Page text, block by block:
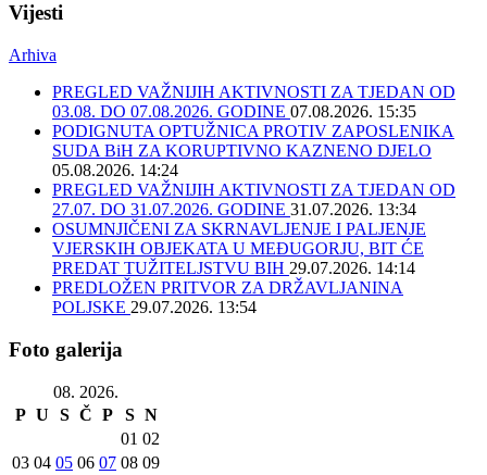
Vijesti
Arhiva
PREGLED VAŽNIJIH AKTIVNOSTI ZA TJEDAN OD
03.08. DO 07.08.2026. GODINE 07.08.2026. 15:35
PODIGNUTA OPTUŽNICA PROTIV ZAPOSLENIKA
SUDA BiH ZA KORUPTIVNO KAZNENO DJELO
05.08.2026. 14:24
PREGLED VAŽNIJIH AKTIVNOSTI ZA TJEDAN OD
27.07. DO 31.07.2026. GODINE 31.07.2026. 13:34
OSUMNJIČENI ZA SKRNAVLJENJE I PALJENJE
VJERSKIH OBJEKATA U MEĐUGORJU, BIT ĆE
PREDAT TUŽITELJSTVU BIH 29.07.2026. 14:14
PREDLOŽEN PRITVOR ZA DRŽAVLJANINA
POLJSKE 29.07.2026. 13:54
Foto galerija
08. 2026.
P U S Č P S N
01 02
03 04 05 06 07 08 09